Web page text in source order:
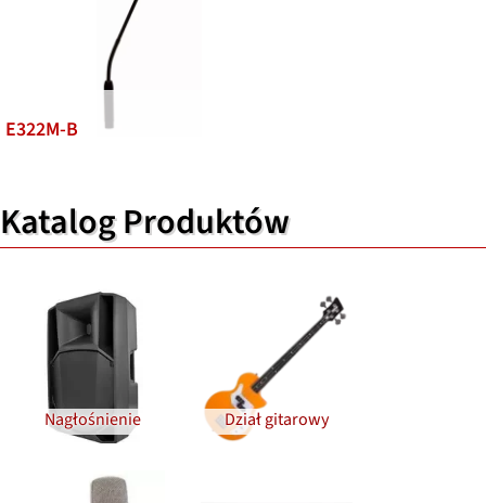
E322M-B
Katalog Produktów
Nagłośnienie Dział gitarowy